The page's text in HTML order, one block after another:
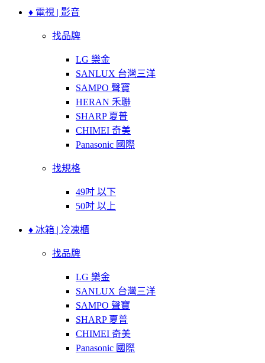
♦ 電視 | 影音
找品牌
LG 樂金
SANLUX 台灣三洋
SAMPO 聲寶
HERAN 禾聯
SHARP 夏普
CHIMEI 奇美
Panasonic 國際
找規格
49吋 以下
50吋 以上
♦ 冰箱 | 冷凍櫃
找品牌
LG 樂金
SANLUX 台灣三洋
SAMPO 聲寶
SHARP 夏普
CHIMEI 奇美
Panasonic 國際